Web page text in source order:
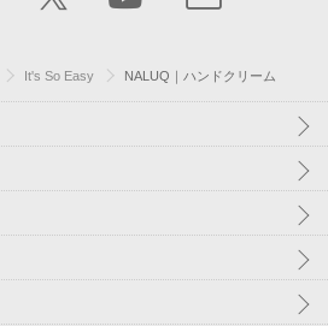
It's So Easy NALUQ｜ハンドクリーム